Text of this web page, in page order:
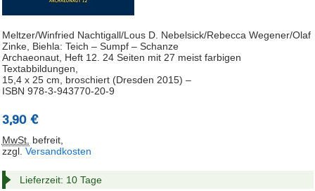
Meltzer/Winfried Nachtigall/Lous D. Nebelsick/Rebecca Wegener/Olaf
Zinke, Biehla: Teich – Sumpf – Schanze
Archaeonaut, Heft 12. 24 Seiten mit 27 meist farbigen
Textabbildungen,
15,4 x 25 cm, broschiert (Dresden 2015) –
ISBN 978-3-943770-20-9
3,90 €
MwSt. befreit,
zzgl. Versandkosten
Lieferzeit: 10 Tage